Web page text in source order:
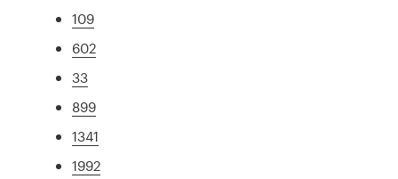
109
602
33
899
1341
1992